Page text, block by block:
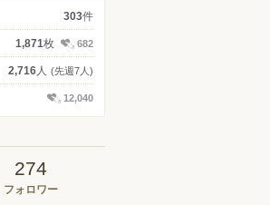
303件
1,871枚 682
2,716人 (先週7人)
12,040
274
フォロワー